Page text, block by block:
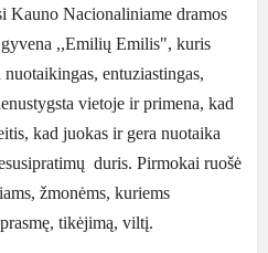
Kauno Nacionaliniame dramos
,,Emilių Emilis", kuris
entuziastingas,
vietoje ir primena, kad
kad juokas ir gera nuotaika
duris. Pirmokai ruošė
žmonėms, kuriems
tikėjimą, viltį.